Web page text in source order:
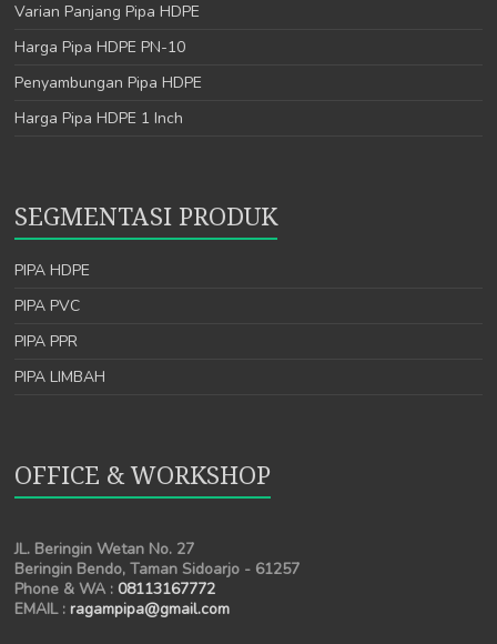
Varian Panjang Pipa HDPE
Harga Pipa HDPE PN-10
Penyambungan Pipa HDPE
Harga Pipa HDPE 1 Inch
SEGMENTASI PRODUK
PIPA HDPE
PIPA PVC
PIPA PPR
PIPA LIMBAH
OFFICE & WORKSHOP
JL. Beringin Wetan No. 27
Beringin Bendo, Taman Sidoarjo - 61257
Phone & WA : 08113167772
EMAIL :ragampipa@gmail.com